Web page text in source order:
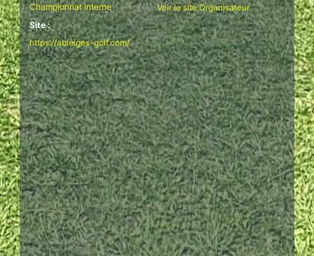
Championnat interne
Site :
https://ableiges-golf.com/
Voir le site Organisateur